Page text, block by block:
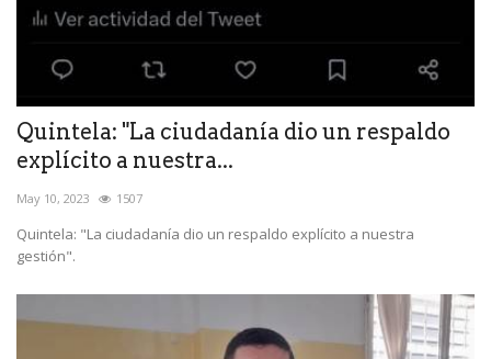
Quintela: "La ciudadanía dio un respaldo
explícito a nuestra...
May 10, 2023 1507
Quintela: "La ciudadanía dio un respaldo explícito a nuestra
gestión".